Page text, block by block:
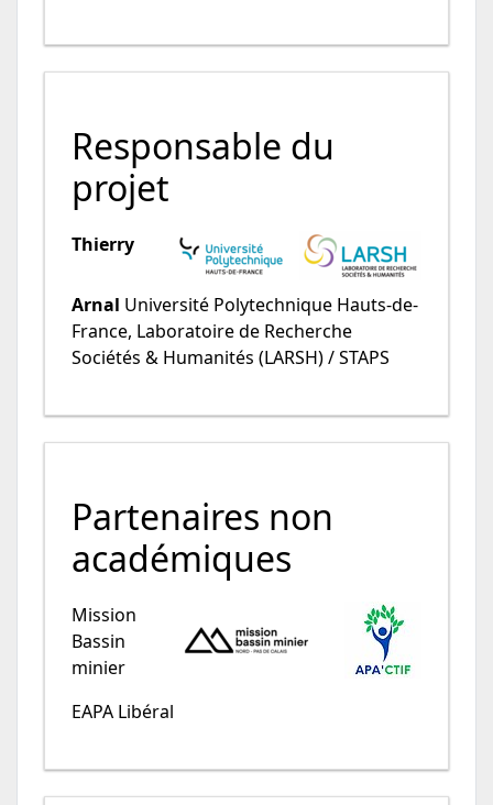
Responsable du
projet
Thierry
Arnal Université Polytechnique Hauts-de-
France, Laboratoire de Recherche
Sociétés & Humanités (LARSH) / STAPS
Partenaires non
académiques
Mission
Bassin
minier
EAPA Libéral